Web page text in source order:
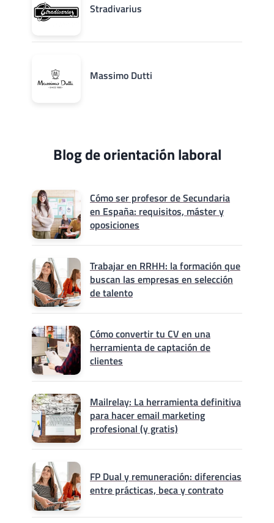
Stradivarius
Massimo Dutti
Blog de orientación laboral
Cómo ser profesor de Secundaria
en España: requisitos, máster y
oposiciones
Trabajar en RRHH: la formación que
buscan las empresas en selección
de talento
Cómo convertir tu CV en una
herramienta de captación de
clientes
Mailrelay: La herramienta definitiva
para hacer email marketing
profesional (y gratis)
FP Dual y remuneración: diferencias
entre prácticas, beca y contrato